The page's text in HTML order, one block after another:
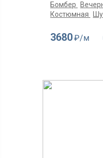
Бомбер
Костюмная
3680₽/м